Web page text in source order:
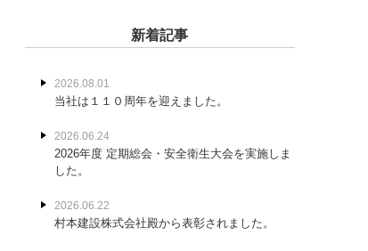
新着記事
2026.08.01
当社は１１０周年を迎えました。
2026.06.24
2026年度 定期総会・安全衛生大会を実施しま
した。
2026.06.22
村本建設株式会社殿から表彰されました。